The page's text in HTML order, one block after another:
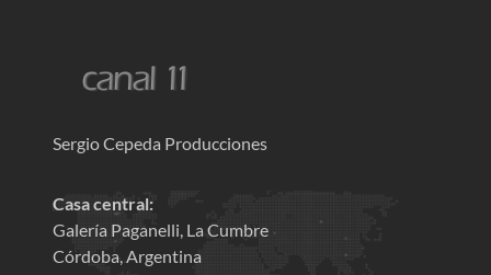
Sergio Cepeda Producciones
Casa central:
Galería Paganelli, La Cumbre
Córdoba, Argentina